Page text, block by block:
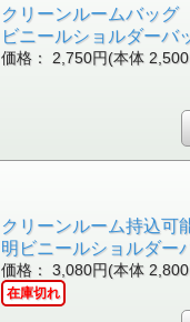
クリーンルームバッ
ビニールショルダーバ
価格： 2,750円(本体
クリーンルーム持込
明ビニールショルダー
価格： 3,080円(本体
在庫切れ